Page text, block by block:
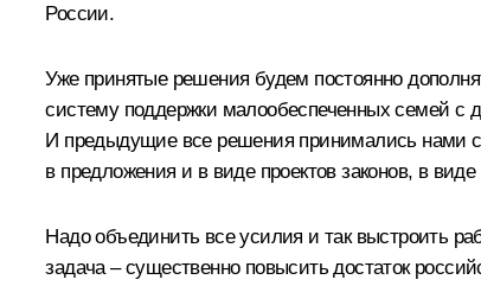
России.
Уже принятые решения будем постоянно
систему поддержки малообеспеченных семей с
И предыдущие все решения принимались нами
в предложения и в виде проектов законов, в
Надо объединить все усилия и так выстроить
задача – существенно повысить достаток